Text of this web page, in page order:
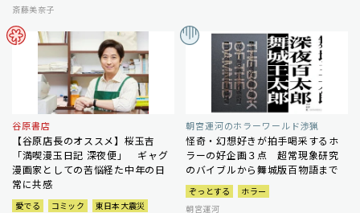
斎藤美奈子
谷原書店
【谷原店長のオススメ】桜玉吉
「満喫漫玉日記 深夜便」 ギャグ
漫画家としての苦悩経た中年の日
常に共感
愛でる コミック
東日本大震災
朝宮運河のホラーワールド渉猟
怪奇・幻想好きが拍手喝采するホ
ラーの好企画３点 超常現象研究
のバイブルから舞城版百物語まで
ぞっとする
ホラー
朝宮運河